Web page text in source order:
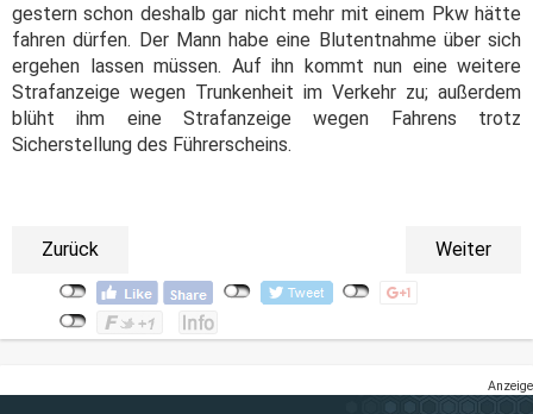
gestern schon deshalb gar nicht mehr mit einem Pkw hätte
fahren dürfen. Der Mann habe eine Blutentnahme über sich
ergehen lassen müssen. Auf ihn kommt nun eine weitere
Strafanzeige wegen Trunkenheit im Verkehr zu; außerdem
blüht ihm eine Strafanzeige wegen Fahrens trotz
Sicherstellung des Führerscheins.
Zurück Weiter
Anzeige